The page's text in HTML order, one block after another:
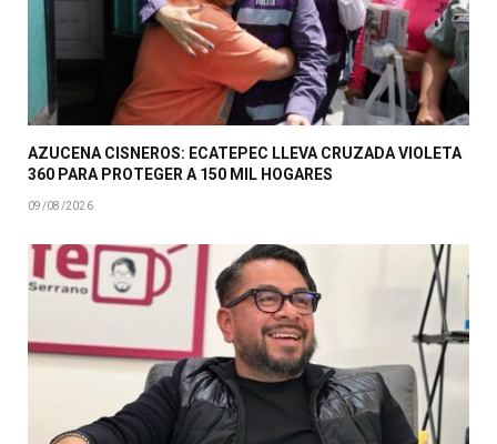
AZUCENA CISNEROS: ECATEPEC LLEVA CRUZADA VIOLETA
360 PARA PROTEGER A 150 MIL HOGARES
09/08/2026